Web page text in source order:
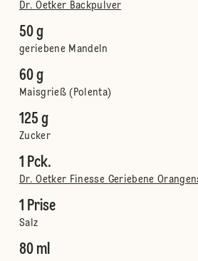
Dr. Oetker Backpulver
50 g
geriebene Mandeln
60 g
Maisgrieß (Polenta)
125 g
Zucker
1 Pck.
Dr. Oetker Finesse Geriebene
1 Prise
Salz
80 ml